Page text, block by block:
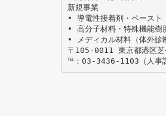
新規事業
• 導電性接着剤・ペースト
• 高分子材料・特殊機能樹
• メディカル材料（体外診
〒105‐0011 東京都港区
℡：03‐3436‐1103（人事